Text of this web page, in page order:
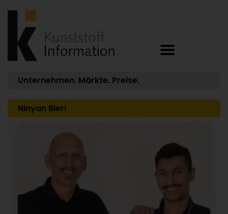
Unternehmen. Märkte. Preise.
Ninyan Bieri